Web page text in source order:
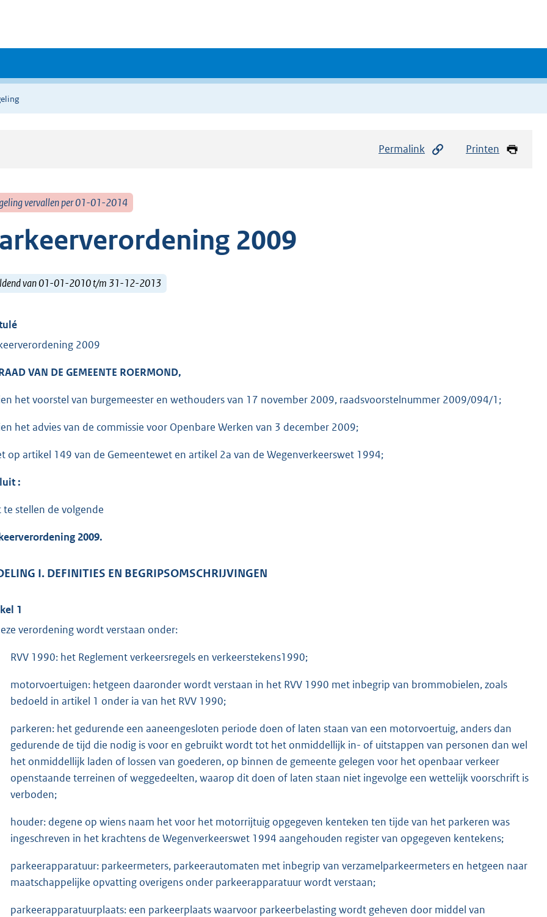
Permalink Printen
vervallen per 01-01-2014
2009
van 01-01-2010 t/m 31-12-2013
2009
VAN DE GEMEENTE ROERMOND,
het voorstel van burgemeester en wethouders van 17 november 2009, raadsvoorstelnummer 2009/094/1;
het advies van de commissie voor Openbare Werken van 3 december 2009;
op artikel 149 van de Gemeentewet en artikel 2a van de Wegenverkeerswet 1994;
:
te stellen de volgende
2009.
I. DEFINITIES EN BEGRIPSOMSCHRIJVINGEN
1
verordening wordt verstaan onder:
RVV 1990: het Reglement verkeersregels en verkeerstekens1990;
motorvoertuigen: hetgeen daaronder wordt verstaan in het RVV 1990 met inbegrip van brommobielen, zoals
bedoeld in artikel 1 onder ia van het RVV 1990;
parkeren: het gedurende een aaneengesloten periode doen of laten staan van een motorvoertuig, anders dan
gedurende de tijd die nodig is voor en gebruikt wordt tot het onmiddellijk in- of uitstappen van personen dan wel
het onmiddellijk laden of lossen van goederen, op binnen de gemeente gelegen voor het openbaar verkeer
openstaande terreinen of weggedeelten, waarop dit doen of laten staan niet ingevolge een wettelijk voorschrift is
verboden;
houder: degene op wiens naam het voor het motorrijtuig opgegeven kenteken ten tijde van het parkeren was
ingeschreven in het krachtens de Wegenverkeerswet 1994 aangehouden register van opgegeven kentekens;
parkeerapparatuur: parkeermeters, parkeerautomaten met inbegrip van verzamelparkeermeters en hetgeen naar
maatschappelijke opvatting overigens onder parkeerapparatuur wordt verstaan;
parkeerapparatuurplaats: een parkeerplaats waarvoor parkeerbelasting wordt geheven door middel van